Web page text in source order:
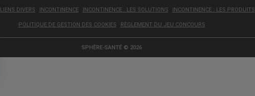
LIENS DIVERS INCONTINENCE INCONTINENCE : LES SOLUTIONS INCONTINENCE : LES PRODUITS
POLITIQUE DE GESTION DES COOKIES RÈGLEMENT DU JEU CONCOURS
SPHÈRE-SANTÉ © 2026